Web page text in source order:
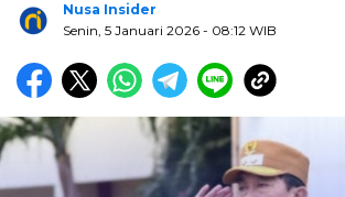
Nusa Insider
Senin, 5 Januari 2026 - 08:12 WIB